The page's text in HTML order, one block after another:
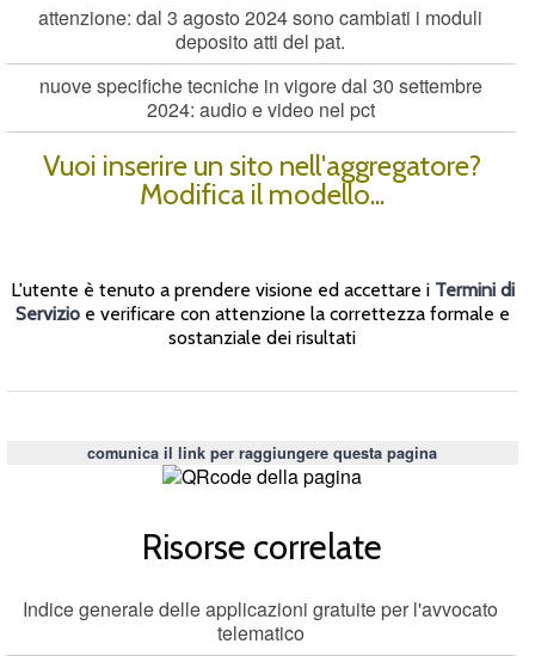
attenzione: dal 3 agosto 2024 sono cambiati i moduli
deposito atti del pat.
nuove specifiche tecniche in vigore dal 30 settembre
2024: audio e video nel pct
Vuoi inserire un sito nell'aggregatore?
Modifica il modello...
L'utente è tenuto a prendere visione ed accettare i Termini di
Servizioe verificare con attenzione la correttezza formale e
sostanziale dei risultati
comunica il link per raggiungere questa pagina
Risorse correlate
Indice generale delle applicazioni gratuite per l'avvocato
telematico